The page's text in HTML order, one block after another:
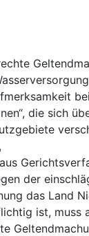
die sich
der
das Land
ist, muss